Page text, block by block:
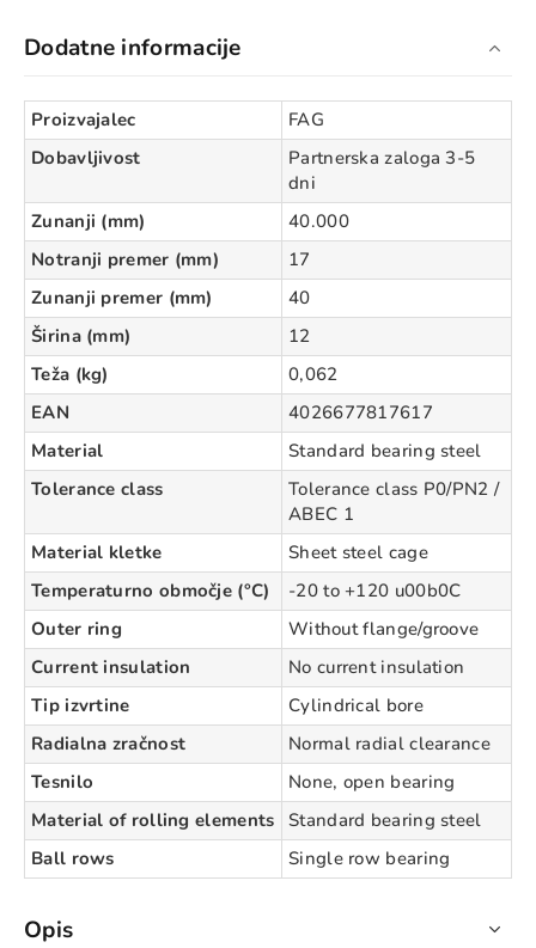
Dodatne informacije
Proizvajalec
FAG
Dobavljivost
Partnerska zaloga 3-5
dni
Zunanji (mm)
40.000
Notranji premer (mm)
17
Zunanji premer (mm)
40
Širina (mm)
12
Teža (kg)
0,062
EAN
4026677817617
Material
Standard bearing steel
Tolerance class
Tolerance class P0/PN2 /
ABEC 1
Material kletke
Sheet steel cage
Temperaturno območje (°C)
-20 to +120 u00b0C
Outer ring
Without flange/groove
Current insulation
No current insulation
Tip izvrtine
Cylindrical bore
Radialna zračnost
Normal radial clearance
Tesnilo
None, open bearing
Material of rolling elements Standard bearing steel
Ball rows
Single row bearing
Opis